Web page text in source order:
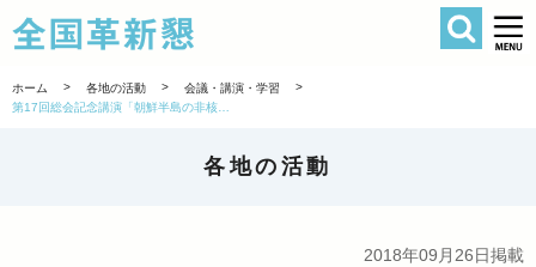
全国革新懇
検索
ホーム > 各地の活動 > 会議・講演・学習
>
各地の活動
2018年09月26日掲載